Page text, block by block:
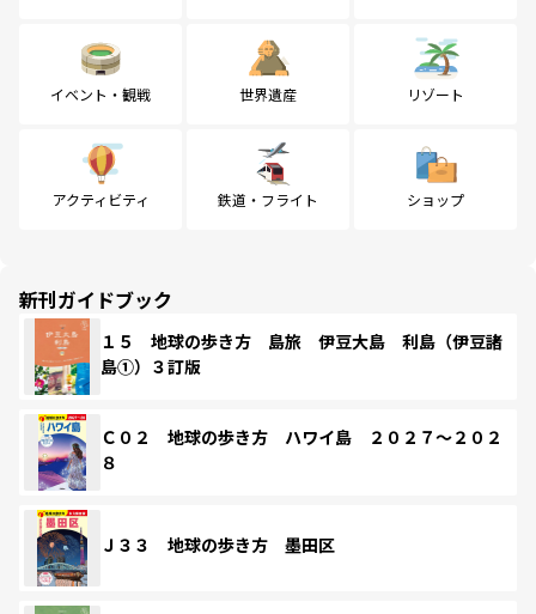
イベント・観戦 世界遺産 リゾート
アクティビティ 鉄道・フライト ショップ
新刊ガイドブック
１５ 地球の歩き方 島旅 伊豆大島 利島（伊豆諸
島①）３訂版
Ｃ０２ 地球の歩き方 ハワイ島 ２０２７～２０２
８
Ｊ３３ 地球の歩き方 墨田区